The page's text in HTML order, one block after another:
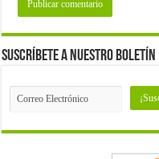
Suscríbete a nuestro Boletín